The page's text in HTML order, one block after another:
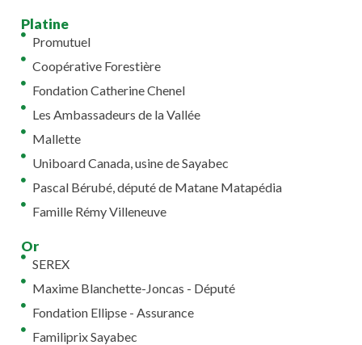
Platine
Promutuel
Coopérative Forestière
Fondation Catherine Chenel
Les Ambassadeurs de la Vallée
Mallette
Uniboard Canada, usine de Sayabec
Pascal Bérubé, député de Matane Matapédia
Famille Rémy Villeneuve
Or
SEREX
Maxime Blanchette-Joncas - Député
Fondation Ellipse - Assurance
Familiprix Sayabec